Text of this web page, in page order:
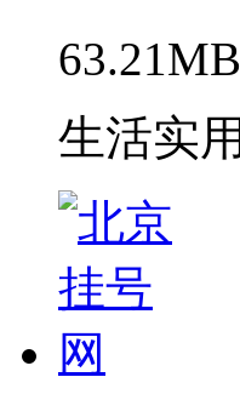
63.21MB
生活实用